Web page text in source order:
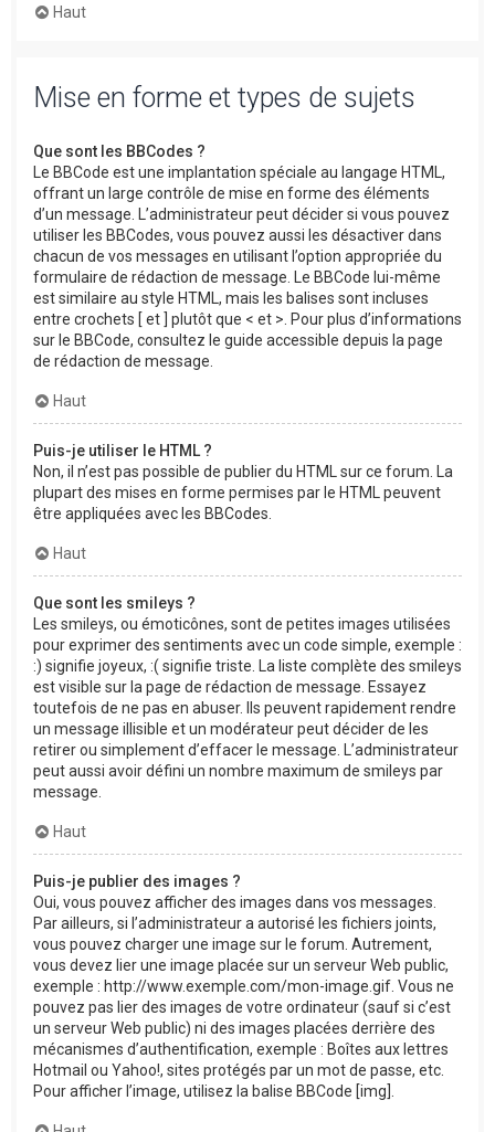
Haut
Mise en forme et types de sujets
Que sont les BBCodes ?
Le BBCode est une implantation spéciale au langage HTML,
offrant un large contrôle de mise en forme des éléments
d’un message. L’administrateur peut décider si vous pouvez
utiliser les BBCodes, vous pouvez aussi les désactiver dans
chacun de vos messages en utilisant l’option appropriée du
formulaire de rédaction de message. Le BBCode lui-même
est similaire au style HTML, mais les balises sont incluses
entre crochets [ et ] plutôt que < et >. Pour plus d’informations
sur le BBCode, consultez le guide accessible depuis la page
de rédaction de message.
Haut
Puis-je utiliser le HTML ?
Non, il n’est pas possible de publier du HTML sur ce forum. La
plupart des mises en forme permises par le HTML peuvent
être appliquées avec les BBCodes.
Haut
Que sont les smileys ?
Les smileys, ou émoticônes, sont de petites images utilisées
pour exprimer des sentiments avec un code simple, exemple :
:) signifie joyeux, :( signifie triste. La liste complète des smileys
est visible sur la page de rédaction de message. Essayez
toutefois de ne pas en abuser. Ils peuvent rapidement rendre
un message illisible et un modérateur peut décider de les
retirer ou simplement d’effacer le message. L’administrateur
peut aussi avoir défini un nombre maximum de smileys par
message.
Haut
Puis-je publier des images ?
Oui, vous pouvez afficher des images dans vos messages.
Par ailleurs, si l’administrateur a autorisé les fichiers joints,
vous pouvez charger une image sur le forum. Autrement,
vous devez lier une image placée sur un serveur Web public,
exemple : http://www.exemple.com/mon-image.gif. Vous ne
pouvez pas lier des images de votre ordinateur (sauf si c’est
un serveur Web public) ni des images placées derrière des
mécanismes d’authentification, exemple : Boîtes aux lettres
Hotmail ou Yahoo!, sites protégés par un mot de passe, etc.
Pour afficher l’image, utilisez la balise BBCode [img].